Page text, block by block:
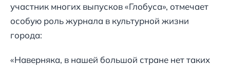
участник многих выпусков «Глобуса», отмечает
особую роль журнала в культурной жизни
города:
«Наверняка, в нашей большой стране нет таких